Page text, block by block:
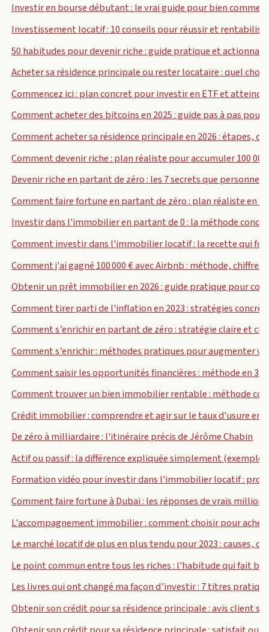
Investir en bourse débutant : le vrai guide pour bien
Investissement locatif : 10 conseils pour réussir et
50 habitudes pour devenir riche : guide pratique et
Acheter sa résidence principale ou rester locataire : quel choix
Commencez ici : plan concret pour investir en ETF et
Comment acheter des bitcoins en 2025 : guide pas à pas
Comment acheter sa résidence principale en 2026 : étapes,
Comment devenir riche : plan réaliste pour accumuler 100
Devenir riche en partant de zéro : les 7 secrets que personne
Comment faire fortune en partant de zéro : plan réaliste en
Investir dans l'immobilier en partant de 0 : la méthode
Comment investir dans l'immobilier locatif : la recette qui
Comment j'ai gagné 100 000 € avec Airbnb : méthode, chiffres
Obtenir un prêt immobilier en 2026 : guide pratique pour
Comment tirer parti de l'inflation en 2023 : stratégies
Comment s’enrichir en partant de zéro : stratégie claire et
Comment s’enrichir : méthodes pratiques pour augmenter
Comment saisir les opportunités financières : méthode en 3
Comment trouver un bien immobilier rentable : méthode
Crédit immobilier : comprendre et agir sur le taux d'usure en
De zéro à milliardaire : l'itinéraire précis de Jérôme Chabin
Actif ou passif : la différence expliquée simplement
Formation vidéo pour investir dans l'immobilier locatif :
Comment faire fortune à Dubaï : les réponses de vrais
L'accompagnement immobilier : comment choisir pour
Le marché locatif de plus en plus tendu pour 2023 : causes,
Le point commun entre tous les riches : l'habitude qui fait
Les livres qui ont changé ma façon d’investir : 7 titres
Obtenir son crédit pour sa résidence principale : avis client